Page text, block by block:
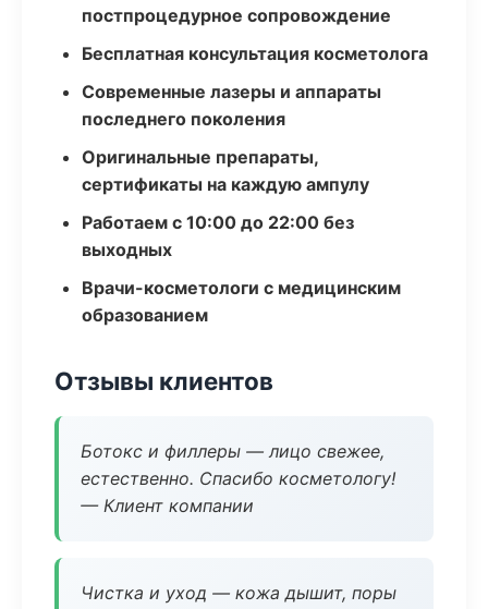
постпроцедурное сопровождение
Бесплатная консультация косметолога
Современные лазеры и аппараты
последнего поколения
Оригинальные препараты,
сертификаты на каждую ампулу
Работаем с 10:00 до 22:00 без
выходных
Врачи-косметологи с медицинским
образованием
Отзывы клиентов
Ботокс и филлеры — лицо свежее,
естественно. Спасибо косметологу!
— Клиент компании
Чистка и уход — кожа дышит, поры